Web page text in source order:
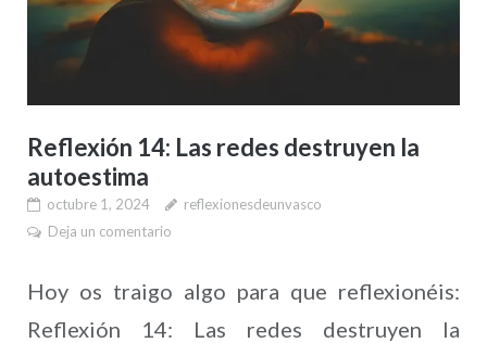
Reflexión 14: Las redes destruyen la
autoestima
octubre 1, 2024
reflexionesdeunvasco
Deja un comentario
Hoy os traigo algo para que reflexionéis:
Reflexión 14: Las redes destruyen la